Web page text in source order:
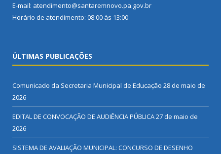
E-mail: atendimento@santaremnovo.pa.gov.br
Horário de atendimento: 08:00 às 13:00
ÚLTIMAS PUBLICAÇÕES
Comunicado da Secretaria Municipal de Educação 28 de maio de
2026
EDITAL DE CONVOCAÇÃO DE AUDIÊNCIA PÚBLICA27 de maio de
2026
SISTEMA DE AVALIAÇÃO MUNICIPAL: CONCURSO DE DESENHO